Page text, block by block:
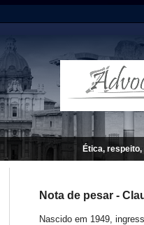
Ética,
Nota de pesar -
Nascido em 1949,